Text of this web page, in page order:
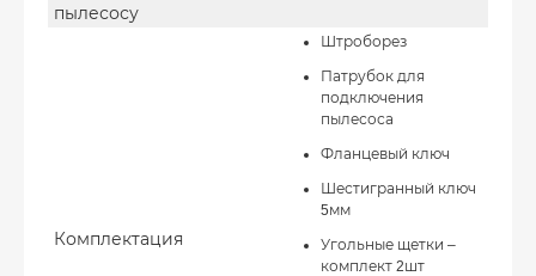
пылесосу
Комплектация
Штроборез
Патрубок для
подключения
пылесоса
Фланцевый ключ
Шестигранный ключ
5мм
Угольные щетки –
комплект 2шт